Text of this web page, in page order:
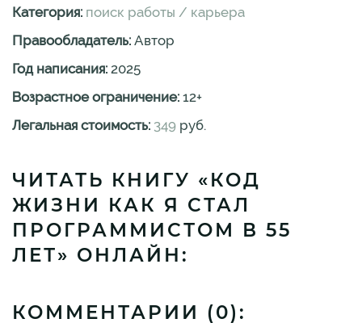
Категория: поиск работы / карьера
Правообладатель: Автор
Год написания: 2025
Возрастное ограничение: 12+
Легальная стоимость: 349 руб.
ЧИТАТЬ КНИГУ «КОД
ЖИЗНИ КАК Я СТАЛ
ПРОГРАММИСТОМ В 55
ЛЕТ» ОНЛАЙН:
КОММЕНТАРИИ (0):